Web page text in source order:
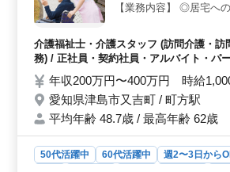
【業務内容】 ◎居宅へ
◎書類作成、書類整理 ◎
動作の介助 【備考】
待ちしております！ ま
合わせください♪
介護福祉士・介護スタッフ (訪問介護・訪
務) / 正社員・契約社員・アルバイト・パ
年収200万円〜400万円 時給
愛知県津島市又吉町 / 町方駅
平均年齢 48.7歳 / 最高年齢 62歳
50代活躍中 60代活躍中 週2〜3日から